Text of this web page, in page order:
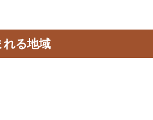
れる地域